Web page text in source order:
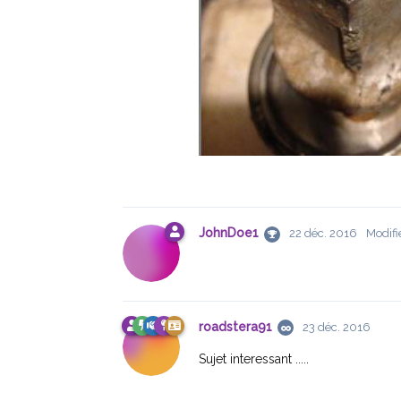
JohnDoe1 22 déc. 2016
roadstera91 23 déc. 2016
Sujet interessant .....